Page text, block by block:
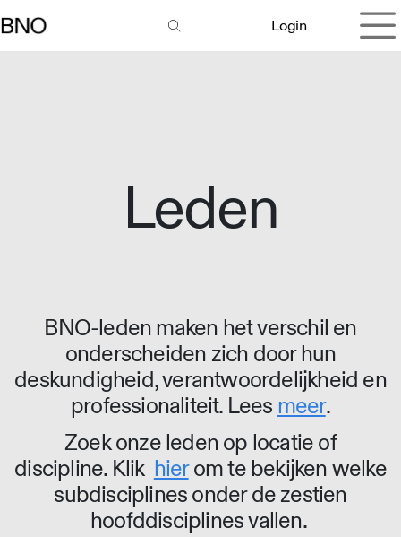
Login
Leden
BNO-leden maken het verschil en
onderscheiden zich door hun
deskundigheid, verantwoordelijkheid en
professionaliteit. Lees meer.
Zoek onze leden op locatie of
discipline. Klik hierom te bekijken welke
subdisciplines onder de zestien
hoofddisciplines vallen.